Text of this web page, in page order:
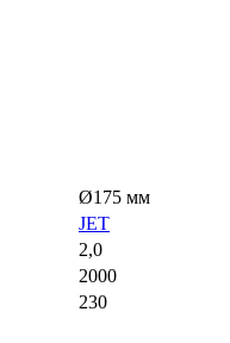
Ø175 мм
JET
2,0
2000
230